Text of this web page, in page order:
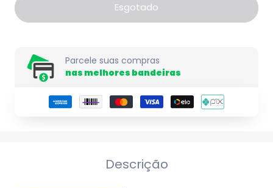
Esgotado
Parcele suas compras
nas melhores bandeiras
Descrição